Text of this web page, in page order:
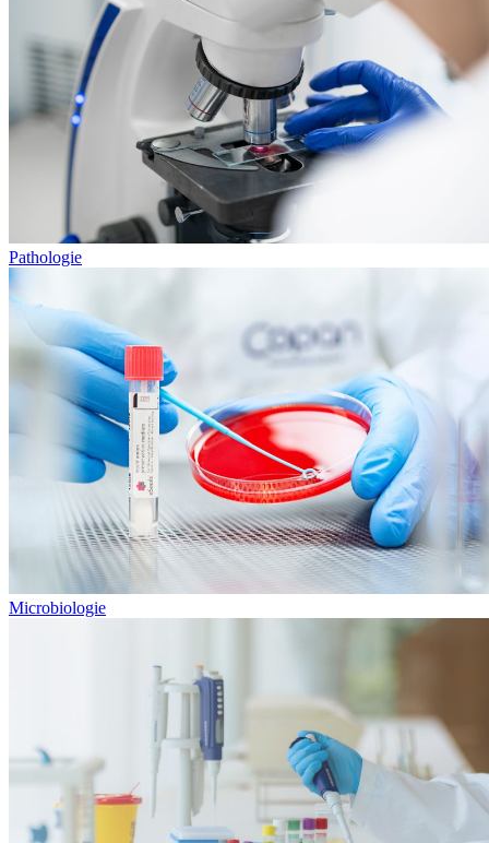
Pathologie
Microbiologie